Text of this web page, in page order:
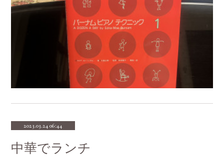
2023.03.24 06:44
中華でランチ